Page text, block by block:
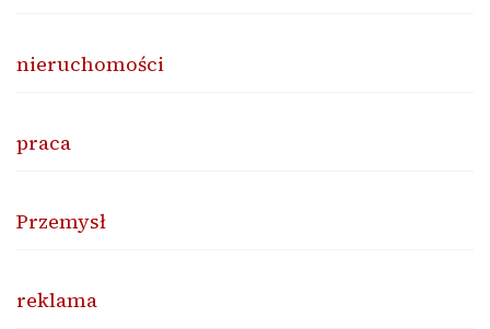
nieruchomości
praca
Przemysł
reklama